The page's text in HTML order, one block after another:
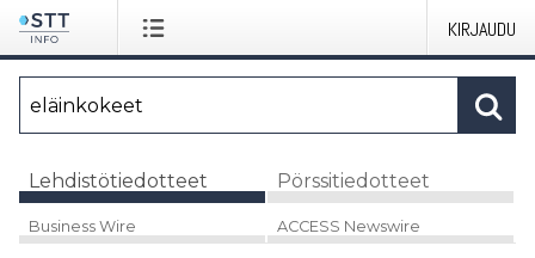
KIRJAUDU
Lehdistötiedotteet Pörssitiedotteet
Business Wire ACCESS Newswire